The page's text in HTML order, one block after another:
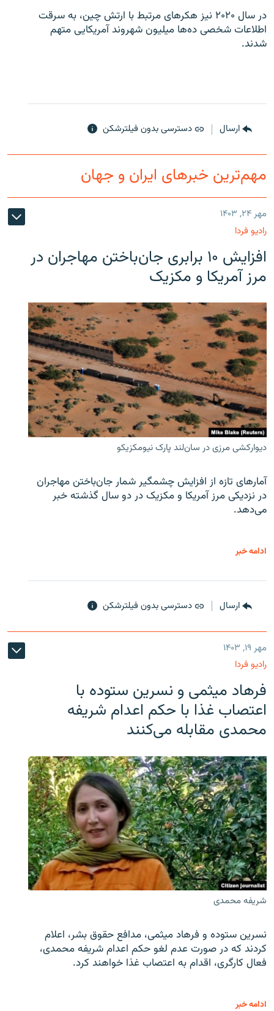
در سال ۲۰۲۰ نیز هکرهای مرتبط با ارتش چین، به سرقت
اطلاعات شخصی ده‌ها میلیون شهروند آمریکایی متهم
شدند.
ارسال دسترسی بدون فیلترشکن
مهم‌ترین خبرهای ایران و جهان
مهر ۲۴, ۱۴۰۳
رادیو فردا
افزایش ۱۰ برابری جان‌باختن مهاجران در
مرز آمریکا و مکزیک
دیوارکشی مرزی در سان‌لند پارک نیومکزیکو
آمارهای تازه از افزایش چشمگیر شمار جان‌باختن مهاجران
در نزدیکی مرز آمریکا و مکزیک در دو سال گذشته خبر
می‌دهد.
ادامه خبر
ارسال دسترسی بدون فیلترشکن
مهر ۱۹, ۱۴۰۳
رادیو فردا
فرهاد میثمی و نسرین ستوده با
اعتصاب غذا با حکم اعدام شریفه
محمدی مقابله می‌کنند
شریفه محمدی
نسرین ستوده و فرهاد میثمی، مدافع حقوق بشر، اعلام
کردند که در صورت عدم لغو حکم اعدام شریفه محمدی،
فعال کارگری، اقدام به اعتصاب غذا خواهند کرد.
ادامه خبر